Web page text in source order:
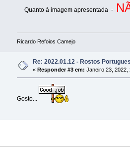
Quanto à imagem apresentada -
Ricardo Refoios Camejo
Re: 2022.01.12 - Rostos
« Responder #3 em: Janeiro 23, 2022,
Gosto...